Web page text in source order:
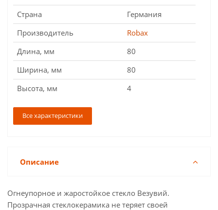
Страна
Германия
Производитель
Robax
Длина, мм
80
Ширина, мм
80
Высота, мм
4
Все характеристики
Описание
Огнеупорное и жаростойкое стекло Везувий.
Прозрачная стеклокерамика не теряет своей